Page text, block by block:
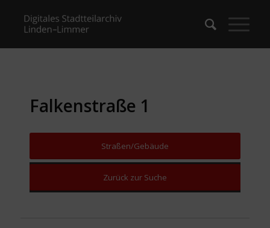
Falkenstraße 1
Straßen/Gebäude
Zurück zur Suche